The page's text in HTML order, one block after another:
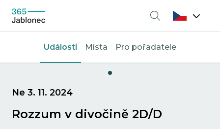
Vyhledávání
Události Místa Pro pořadatele
Ne 3. 11. 2024
Rozzum v divočině 2D/D